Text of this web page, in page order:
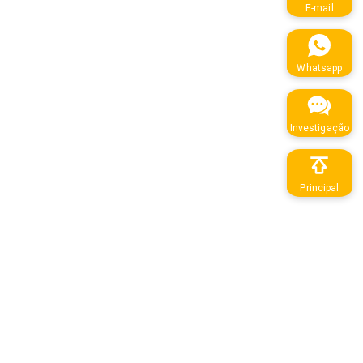
E-mail
Whatsapp
Investigação
Principal